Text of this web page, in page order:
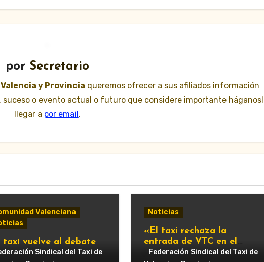
por Secretario
y Provincia queremos ofrecer a sus afiliados información
o evento actual o futuro que considere importante
llegar a por email.
Valenciana
taxi vuelve al debate
Compromís pide
Sindical del Taxi de
Noticias
«El taxi rechaza la
entrada de VTC en el
servicio urbano y advierte
Federación Sindical del Taxi de